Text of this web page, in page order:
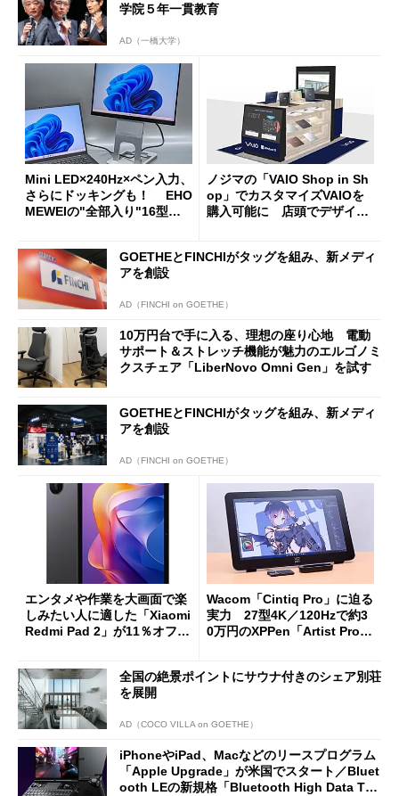
学院５年一貫教育
AD（一橋大学）
Mini LED×240Hz×ペン入力、
さらにドッキングも！ EHO
MEWEIの"全部入り"16型モ
ノジマの「VAIO Shop in Sh
op」でカスタマイズVAIOを
購入可能に 店頭でデザイン
GOETHEとFINCHIがタッグを組み、新メディ
アを創設
AD（FINCHI on GOETHE）
10万円台で手に入る、理想の座り心地 電動
サポート＆ストレッチ機能が魅力のエルゴノミ
クスチェア「LiberNovo Omni Gen」を試す
GOETHEとFINCHIがタッグを組み、新メディ
アを創設
AD（FINCHI on GOETHE）
エンタメや作業を大画面で楽
しみたい人に適した「Xiaomi
Redmi Pad 2」が11％オフの
Wacom「Cintiq Pro」に迫る
実力 27型4K／120Hzで約3
0万円のXPPen「Artist Pro 2
全国の絶景ポイントにサウナ付きのシェア別荘
を展開
AD（COCO VILLA on GOETHE）
iPhoneやiPad、Macなどのリースプログラム
「Apple Upgrade」が米国でスタート／Bluet
ooth LEの新規格「Bluetooth High Data Thr